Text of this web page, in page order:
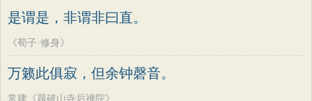
是谓是，非谓非曰直。
《荀子·修身》
万籁此俱寂，但余钟磬音。
常建《题破山寺后禅院》